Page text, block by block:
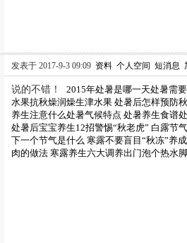
发表于 2017-9-3 09:09 资料 个人空间 短消息
说的不错！
2015年处暑是哪一天处暑需
水果抗秋燥润燥生津水果 处暑后怎样预防
养生注意什么处暑气候特点 处暑养生食谱
处暑后宝宝养生12招警惕“秋老虎” 白露节
下一个节气是什么 寒露不要盲目“秋冻”养
肉的做法 寒露养生六大调养出门泡个热水